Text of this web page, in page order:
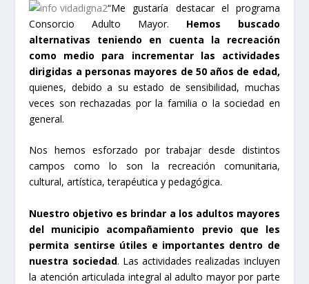
“Me gustaría destacar el programa
Consorcio Adulto Mayor. Hemos buscado
alternativas teniendo en cuenta la recreación
como medio para incrementar las actividades
dirigidas a personas mayores de 50 años de edad,
quienes, debido a su estado de sensibilidad, muchas
veces son rechazadas por la familia o la sociedad en
general.
Nos hemos esforzado por trabajar desde distintos
campos como lo son la recreación comunitaria,
cultural, artística, terapéutica y pedagógica.
Nuestro objetivo es brindar a los adultos mayores
del municipio acompañamiento previo que les
permita sentirse útiles e importantes dentro de
nuestra sociedad. Las actividades realizadas incluyen
la atención articulada integral al adulto mayor por parte